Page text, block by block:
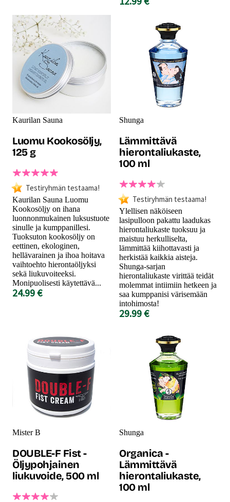
Kaurilan Sauna
Luomu Kookosöljy,
125 g
Testiryhmän testaama!
Kaurilan Sauna Luomu
Kookosöljy on ihana
luonnonmukainen luksustuote
sinulle ja kumppanillesi.
Tuoksuton kookosöljy on
eettinen, ekologinen,
hellävarainen ja ihoa hoitava
vaihtoehto hierontaöljyksi
sekä liukuvoiteeksi.
Monipuolisesti käytettävä...
24.99 €
Shunga
Lämmittävä
hierontaliukaste,
100 ml
Testiryhmän testaama!
Ylellisen näköiseen
lasipulloon pakattu laadukas
hierontaliukaste tuoksuu ja
maistuu herkulliselta,
lämmittää kiihottavasti ja
herkistää kaikkia aisteja.
Shunga-sarjan
hierontaliukaste virittää teidät
molemmat intiimiin hetkeen ja
saa kumppanisi värisemään
intohimosta!
29.99 €
Mister B
DOUBLE-F Fist -
Öljypohjainen
liukuvoide, 500 ml
Shunga
Organica -
Lämmittävä
hierontaliukaste,
100 ml